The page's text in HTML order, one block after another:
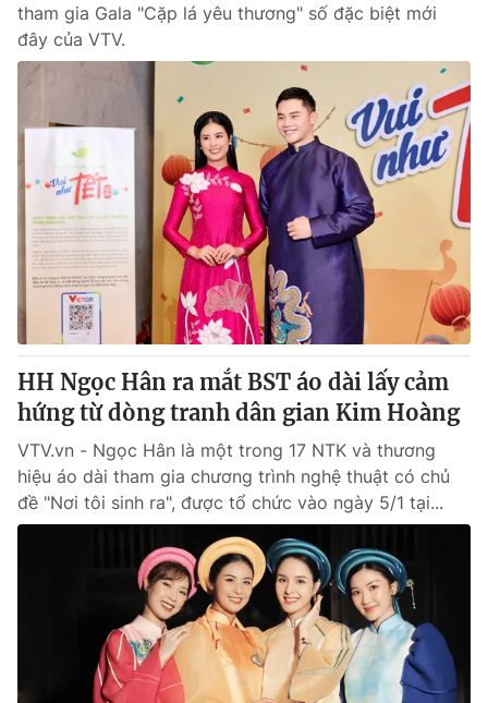
Photo Infographic
Video Shorts video
VTV Money VTV Thể thao
VTV Sức khoẻ Bất động sản
Thị trường 24h Tấm lòng Việt
VTV4 Vươn mình bằng AI
VTV9 VTV8
Liên hệ tòa soạn English
Theo dõi báo trên
tham gia Gala "Cặp lá yêu thương" số đặc biệt mới
đây của VTV.
HH Ngọc Hân ra mắt BST áo dài lấy cảm
hứng từ dòng tranh dân gian Kim Hoàng
VTV.vn - Ngọc Hân là một trong 17 NTK và thương
hiệu áo dài tham gia chương trình nghệ thuật có chủ
đề "Nơi tôi sinh ra", được tổ chức vào ngày 5/1 tại...